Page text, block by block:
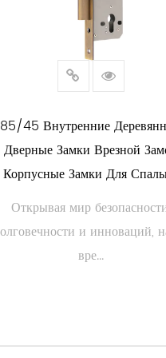
собой
дом, бизнес или
вы заслуживаете.
совершенство.
85/45 Внутренние
Дверные Замки Врезной
Корпусные Замки Для
Открывая мир
и инноваций,
вре...